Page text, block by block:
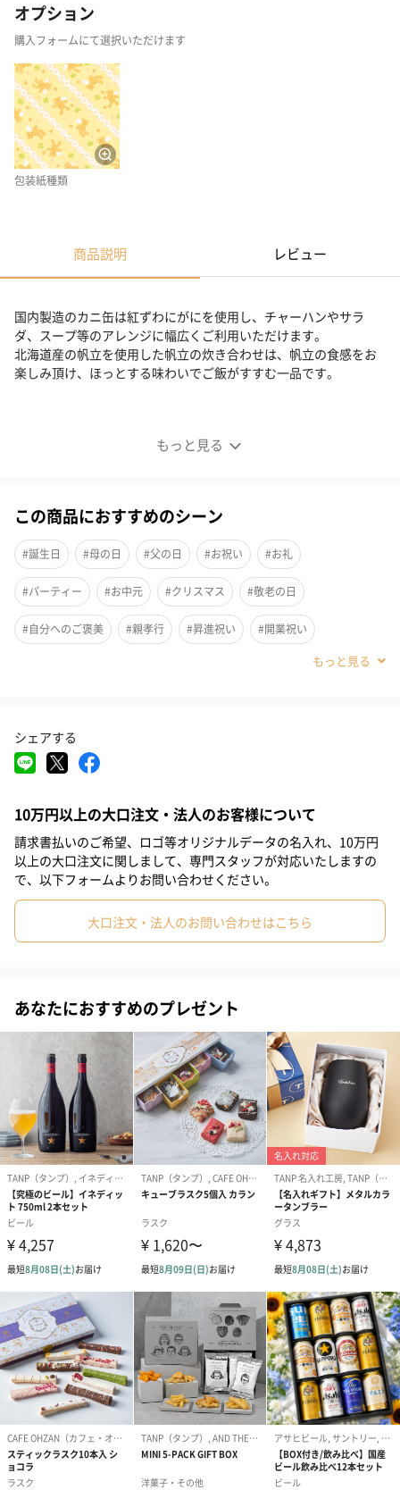
オプション
購入フォームにて選択いただけます
包装紙種類
商品説明 レビュー
もっと見る
国内製造のカニ缶は紅ずわにがにを使用し、チャーハンやサラ
ダ、スープ等のアレンジに幅広くご利用いただけます。
北海道産の帆立を使用した帆立の炊き合わせは、帆立の食感をお
楽しみ頂け、ほっとする味わいでご飯がすすむ一品です。
国内製造のカニ缶２点と、北海道産の帆立を使用した「帆立の炊
にも最適です。
セット内容
・紅ずわいがに（ほぐし身）（各55g）×各1
・紅ずわいがに（脚肉入り）（各55g）×各1
・帆立炊き合わせ（35g）×各1
商品詳細情報
11cm×25cm×6cm
賞味期限／消
費期限
常温1年
アレルゲン情
報
小麦・かに
配送方法（常
温・冷凍・冷
蔵）
常温
商品オプション情報
包装紙種類
この商品におすすめのシーン
#誕生日 #母の日 #父の日 #お祝い #お礼
#パーティー #お中元 #クリスマス #敬老の日
#自分へのご褒美 #親孝行 #昇進祝い #開業祝い
#親戚男性
#部下男性
#女子大学生
#上司女性 #祖父 #祖母 #母親 #父親 #妻
#女性 #男性 #男友達 #女友達 #彼氏 #10代
#20代前半 #20代後半 #30代 #40代
#80代 #90代
シェアする
10万円以上の大口注文・法人のお客様について
請求書払いのご希望、ロゴ等オリジナルデータの名入れ、10万円
以上の大口注文に関しまして、専門スタッフが対応いたしますの
で、以下フォームよりお問い合わせください。
大口注文・法人のお問い合わせはこちら
あなたにおすすめのプレゼント